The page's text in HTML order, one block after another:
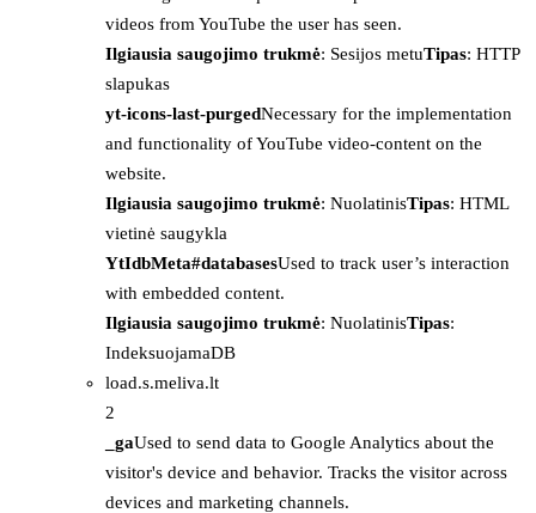
videos from YouTube the user has seen.
Ilgiausia saugojimo trukmė: Sesijos metuTipas: HTTP
slapukas
yt-icons-last-purgedNecessary for the implementation
and functionality of YouTube video-content on the
website.
Ilgiausia saugojimo trukmė: NuolatinisTipas: HTML
vietinė saugykla
YtIdbMeta#databasesUsed to track user’s interaction
with embedded content.
Ilgiausia saugojimo trukmė: NuolatinisTipas:
IndeksuojamaDB
load.s.meliva.lt
2
_gaUsed to send data to Google Analytics about the
visitor's device and behavior. Tracks the visitor across
devices and marketing channels.